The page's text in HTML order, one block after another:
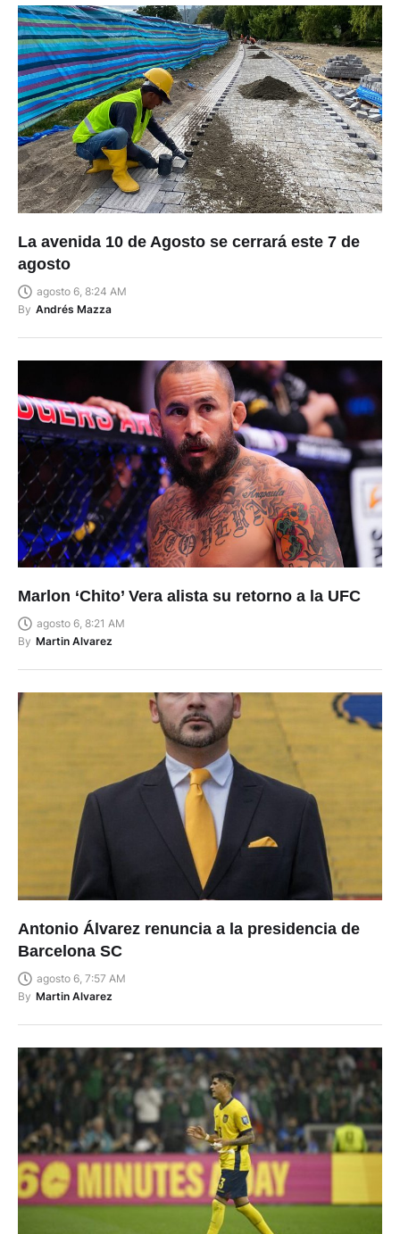
La avenida 10 de Agosto se cerrará este 7 de
agosto
agosto 6, 8:24 AM
By Andrés Mazza
Marlon ‘Chito’ Vera alista su retorno a la UFC
agosto 6, 8:21 AM
By Martin Alvarez
Antonio Álvarez renuncia a la presidencia de
Barcelona SC
agosto 6, 7:57 AM
By Martin Alvarez